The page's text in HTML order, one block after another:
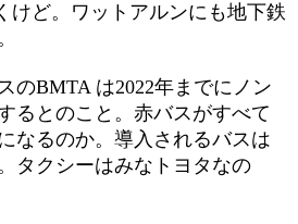
けど。ワットアルンにも地下鉄
のBMTA は2022年までにノン
るとのこと。赤バスがすべて
なるのか。導入されるバスは
タクシーはみなトヨタなの